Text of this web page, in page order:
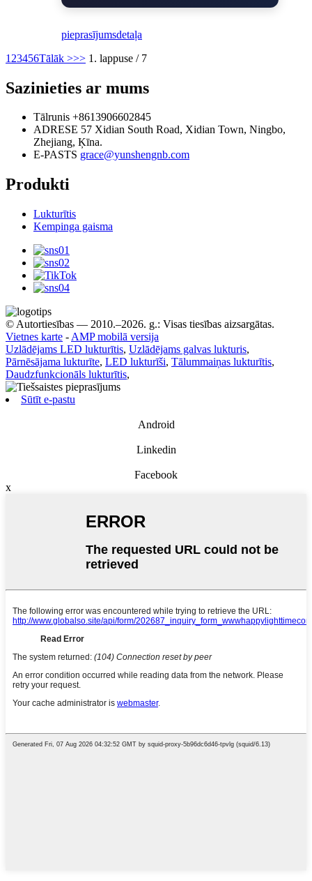
pieprasījumsdetaļa
1 23456Tālāk >>> 1. lappuse / 7
Sazinieties ar mums
Tālrunis +8613906602845
ADRESE 57 Xidian South Road, Xidian Town, Ningbo,
Zhejiang, Ķīna.
E-PASTS grace@yunshengnb.com
Produkti
Lukturītis
Kempinga gaisma
© Autortiesības — 2010.–2026. g.: Visas tiesības aizsargātas.
Vietnes karte - AMP mobilā versija
Uzlādējams LED lukturītis, Uzlādējams galvas lukturis,
Pārnēsājama lukturīte, LED lukturīši, Tālummaiņas lukturītis,
Daudzfunkcionāls lukturītis,
Sūtīt e-pastu
Android
Linkedin
Facebook
x